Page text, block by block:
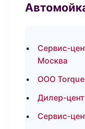
Сервис-
Москва
ООО
Дилер-
Сервис-